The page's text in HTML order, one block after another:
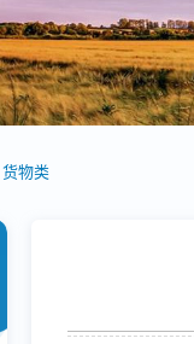
货物类